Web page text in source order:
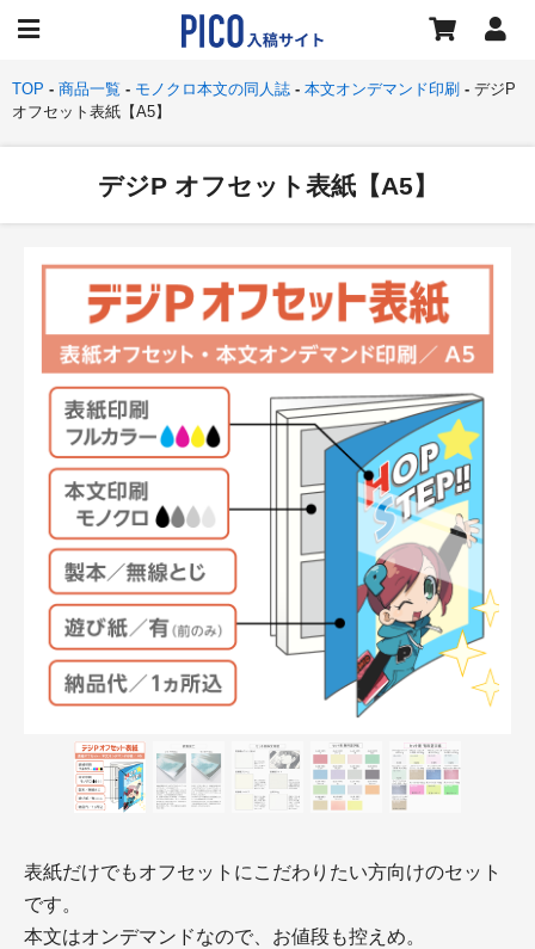
TOP 商品一覧 モノクロ本文の同人誌 本文オンデマンド印刷
デジP
オフセット表紙【A5】
デジP オフセット表紙【A5】
表紙だけでもオフセットにこだわりたい方向けのセット
です。
本文はオンデマンドなので、お値段も控えめ。